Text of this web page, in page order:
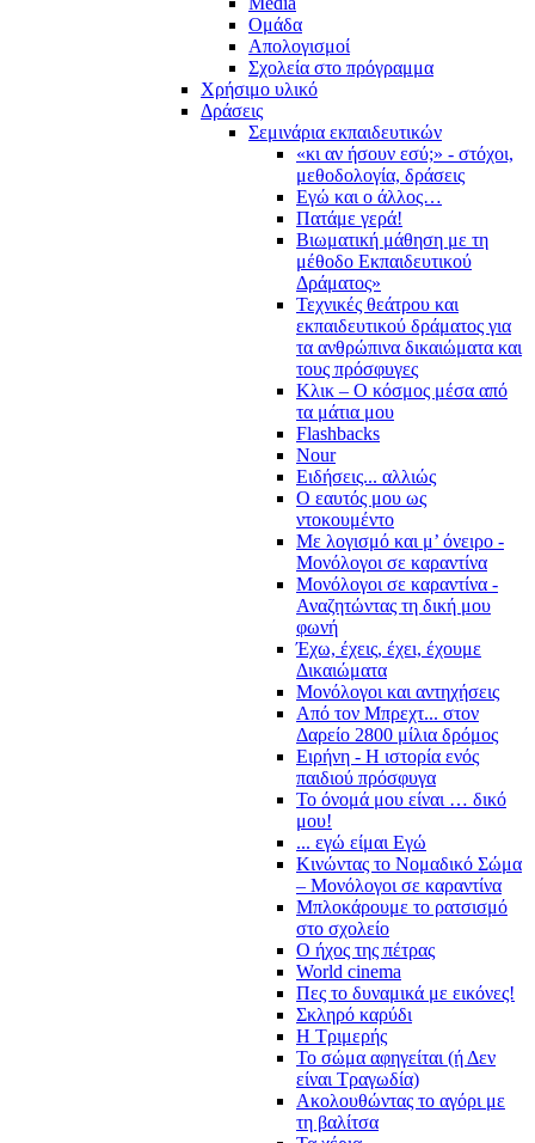
Ομάδα
Απολογισμοί
Σχολεία στο πρόγραμμα
Χρήσιμο υλικό
Δράσεις
Σεμινάρια εκπαιδευτικών
«κι αν ήσουν εσύ;» - στόχοι,
μεθοδολογία, δράσεις
Εγώ και ο άλλος…
Πατάμε γερά!
Βιωματική μάθηση με τη
μέθοδο Εκπαιδευτικού
Δράματος»
Τεχνικές θεάτρου και
εκπαιδευτικού δράματος για
τα ανθρώπινα δικαιώματα και
τους πρόσφυγες
Κλικ – Ο κόσμος μέσα από
τα μάτια μου
Flashbacks
Nour
Ειδήσεις... αλλιώς
Ο εαυτός μου ως
ντοκουμέντο
Με λογισμό και μ’ όνειρο -
Μονόλογοι σε καραντίνα
Μονόλογοι σε καραντίνα -
Αναζητώντας τη δική μου
φωνή
Έχω, έχεις, έχει, έχουμε
Δικαιώματα
Μονόλογοι και αντηχήσεις
Από τον Μπρεχτ... στον
Δαρείο 2800 μίλια δρόμος
Ειρήνη - Η ιστορία ενός
παιδιού πρόσφυγα
Το όνομά μου είναι … δικό
μου!
... εγώ είμαι Εγώ
Κινώντας το Νομαδικό Σώμα
– Μονόλογοι σε καραντίνα
Μπλοκάρουμε το ρατσισμό
στο σχολείο
Ο ήχος της πέτρας
World cinema
Πες το δυναμικά με εικόνες!
Σκληρό καρύδι
Η Τριμερής
Το σώμα αφηγείται (ή Δεν
είναι Τραγωδία)
Ακολουθώντας το αγόρι με
τη βαλίτσα